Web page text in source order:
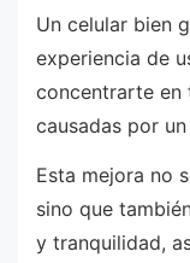
Un celular bien
experiencia de
concentrarte en
causadas por
Esta mejora no
sino que
y tranquilidad,